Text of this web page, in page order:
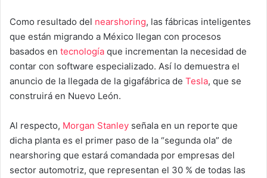
Como resultado del nearshoring, las fábricas inteligentes
que están migrando a México llegan con procesos
basados en tecnología que incrementan la necesidad de
contar con software especializado. Así lo demuestra el
anuncio de la llegada de la gigafábrica de Tesla, que se
construirá en Nuevo León.
Al respecto, Morgan Stanley señala en un reporte que
dicha planta es el primer paso de la “segunda ola” de
nearshoring que estará comandada por empresas del
sector automotriz, que representan el 30 % de todas las